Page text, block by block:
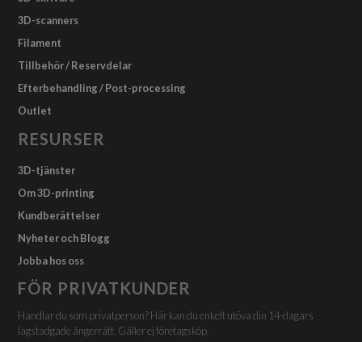
3D-scanners
Filament
Tillbehör / Reservdelar
Efterbehandling / Post-processing
Outlet
RESURSER
3D-tjänster
Om 3D-printing
Kundberättelser
Nyheter och Blogg
Jobba hos oss
FÖR PRIVATKUNDER
Handlar du som privatperson? Här kan du enkelt utöva din 14-dagars
lagstadgade ångerrätt. Gäller ej företagsköp.